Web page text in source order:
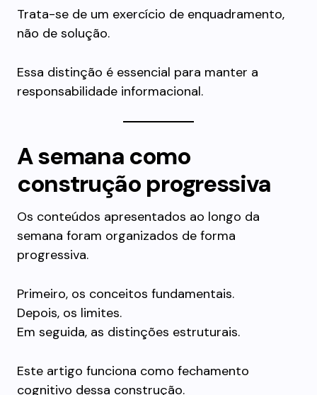
Trata-se de um exercício de enquadramento,
não de solução.
Essa distinção é essencial para manter a
responsabilidade informacional.
A semana como
construção progressiva
Os conteúdos apresentados ao longo da
semana foram organizados de forma
progressiva.
Primeiro, os conceitos fundamentais.
Depois, os limites.
Em seguida, as distinções estruturais.
Este artigo funciona como fechamento
cognitivo dessa construção.